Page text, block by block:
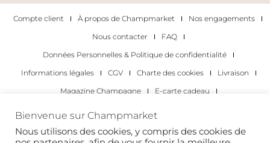
Compte client À propos de Champmarket
Nos engagements
Nous contacter
FAQ
Données Personnelles & Politique de confidentialité
Informations légales
CGV Charte des cookies
Livraison
Magazine Champagne
E-carte cadeau
Les occasions pour déguster du champagne
Pour les particuliers
Bienvenue sur Champmarket
Nous utilisons des cookies, y compris des cookies de